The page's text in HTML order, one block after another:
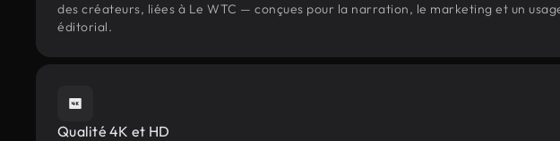
des créateurs, liées à Le WTC — conçues pour la narration, le marketing et un
éditorial.
Qualité 4K et HD